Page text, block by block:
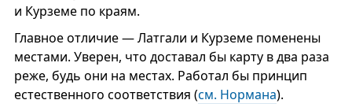
и Курземе по краям.
Главное отличие — Латгали и Курземе поменены
местами. Уверен, что доставал бы карту в два раза
реже, будь они на местах. Работал бы принцип
естественного соответствия (см. Нормана).